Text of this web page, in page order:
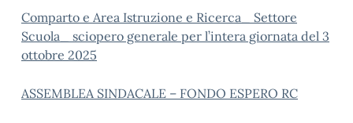
Comparto e Area Istruzione e Ricerca_ Settore
Scuola_ sciopero generale per l’intera giornata del 3
ottobre 2025
ASSEMBLEA SINDACALE – FONDO ESPERO RC